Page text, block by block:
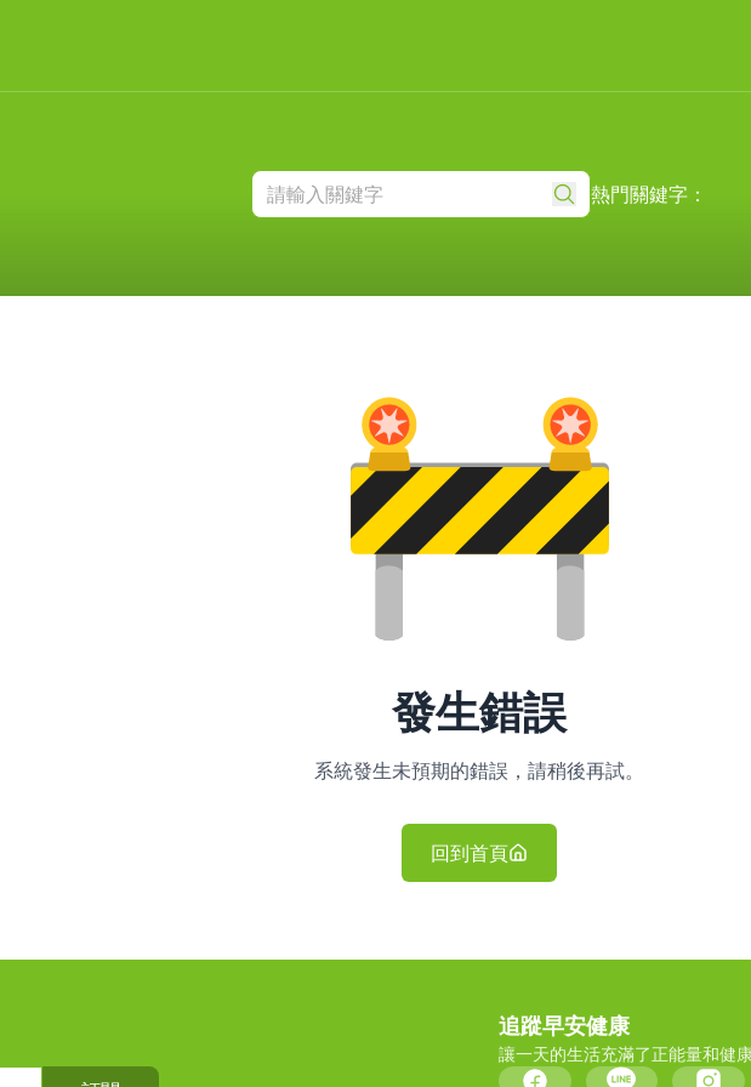
熱門關鍵字：
發生錯誤
系統發生未預期的錯誤，請稍後再試。
回到首頁
追蹤早安健康
讓一天的生活充滿了正能量和健